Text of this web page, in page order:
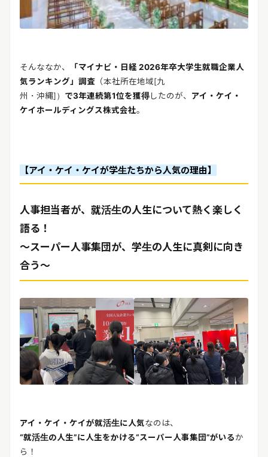
そんななか、
「マイナビ・日経 2026年卒大学生就職企業人
気ランキング」調査 （本社所在地域[九
州・沖縄]） で3年連続第1位を獲得したのが、 アイ・ケイ・
ケイホールディングス株式会社。
【アイ・ケイ・ケイが学生たちから人気の理由】
人事担当者が、就活生の人生について熱く楽しく
語る！
～スーパー人事集団が、学生の人生に真剣に向き
合う～
アイ・ケイ・ケイが就活生に人気なのは、
“就活生の人生”に人生をかける“スーパー人事集団”がいるか
ら！